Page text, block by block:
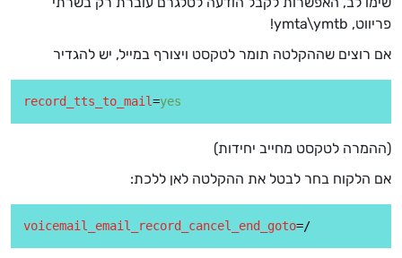
פריווט, ymta\ymtb!
אם רוצים שההקלטה תומר לטקסט ויצורף במייל, יש להגדיר
record_tts_to_mail=yes
(ההמרה לטקסט מחייב יחידות)
אם הלקוח בחר לבטל את ההקלטה לאן ללכת:
voicemail_email_record_cancel_end_goto